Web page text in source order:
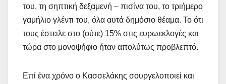
του, τη σηπτική δεξαμενή – πισίνα του, το τριήμερο
γαμήλιο γλέντι του, όλα αυτά δημόσιο θέαμα. Το ότι
τους έστειλε στο (ούτε) 15% στις ευρωεκλογές και
τώρα στο μονοψήφιο ήταν απολύτως προβλεπτό.
Επί ένα χρόνο ο Κασσελάκης σουργελοποιεί και